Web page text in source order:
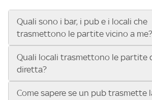
Quali sono i bar, i pub e i locali che
trasmettono le partite vicino a me?
Se cerchi un bar, pub, ristorante o locale
vedere le partite di Serie A ENILIVE, la
UEFA Champions League, la UEFA
Conference League, il Tennis, la Formula
Quali locali trasmettono le partite
diretta?
Vuoi sapere quali bar, pub o ristoranti
Come sapere se un pub trasmette